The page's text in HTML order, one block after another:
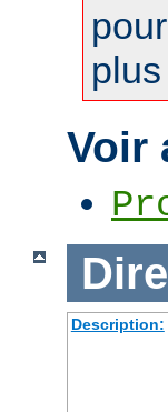
Voir
Description: